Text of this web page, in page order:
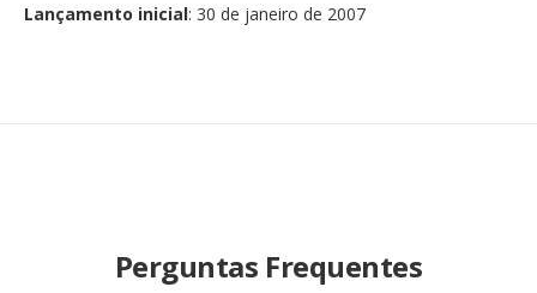
Lançamento inicial: 30 de janeiro de 2007
Perguntas Frequentes